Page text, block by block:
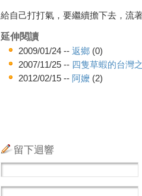
給自己打打氣，要繼續擔下去，流
延伸閱讀
2009/01/24 -- 返鄉(0)
2007/11/25 -- 四隻草蝦的台灣
2012/02/15 -- 阿嬤(2)
留下迴響